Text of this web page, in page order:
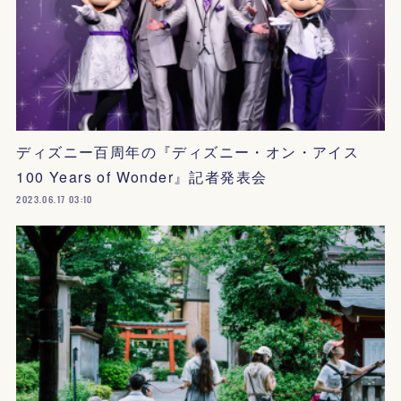
ディズニー百周年の『ディズニー・オン・アイス
100 Years of Wonder』記者発表会
2023.06.17 03:10